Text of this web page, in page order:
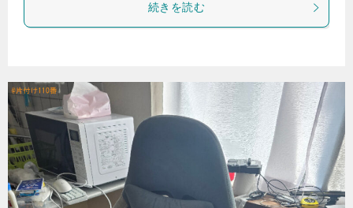
続きを読む